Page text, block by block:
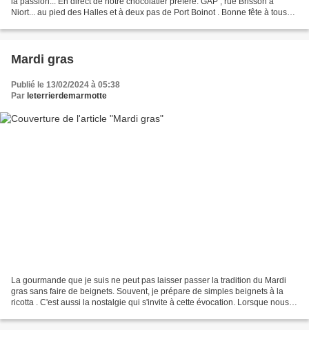
Niort... au pied des Halles et à deux pas de Port Boinot . Bonne fête à tous
Mardi gras
Publié le 13/02/2024 à 05:38
Par leterrierdemarmotte
La gourmande que je suis ne peut pas laisser passer la tradition du Mardi
gras sans faire de beignets. Souvent, je prépare de simples beignets à la
ricotta . C'est aussi la nostalgie qui s'invite à cette évocation. Lorsque nous